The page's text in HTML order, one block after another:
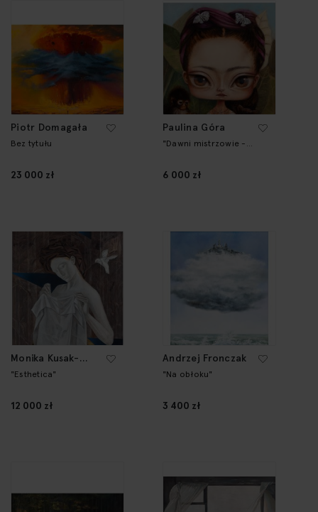
Piotr Domagała
Bez tytułu
23 000 zł
Paulina Góra
"Dawni mistrzowie -
6 000 zł
Monika Kusak-
Leśniak
"Esthetica"
12 000 zł
Andrzej Fronczak
"Na obłoku"
3 400 zł